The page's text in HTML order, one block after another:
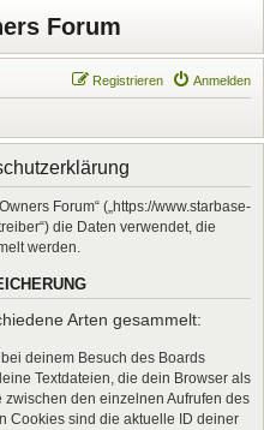
Forum
Anmelden
Registrieren
Forum“ („https://www.starbase-
die Daten verwendet, die
werden.
Arten gesammelt:
deinem Besuch des Boards
Textdateien, die dein Browser als
den einzelnen Aufrufen des
Cookies sind die aktuelle ID deiner